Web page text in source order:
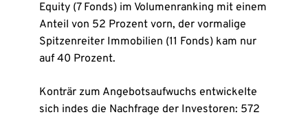
Equity (7 Fonds) im Volumenranking mit einem
Anteil von 52 Prozent vorn, der vormalige
Spitzenreiter Immobilien (11 Fonds) kam nur
auf 40 Prozent.
Konträr zum Angebotsaufwuchs entwickelte
sich indes die Nachfrage der Investoren: 572